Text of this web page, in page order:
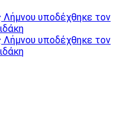
υποδέχθηκε τον
υποδέχθηκε τον